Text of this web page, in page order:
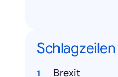
Schlagzeilen
Brexit